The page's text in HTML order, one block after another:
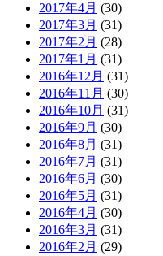
2017年4月 (30)
2017年3月 (31)
2017年2月 (28)
2017年1月 (31)
2016年12月 (31)
2016年11月 (30)
2016年10月 (31)
2016年9月 (30)
2016年8月 (31)
2016年7月 (31)
2016年6月 (30)
2016年5月 (31)
2016年4月 (30)
2016年3月 (31)
2016年2月 (29)